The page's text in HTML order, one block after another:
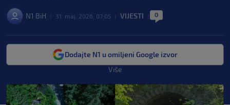
N1 BiH 31. maj. 2026. 07:05 VIJESTI 0
Dodajte N1 u omiljeni Google izvor
Više